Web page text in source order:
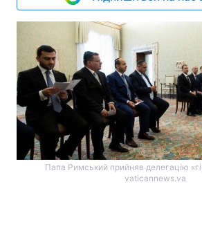
Папа Римський прийняв делегацію
vaticannews.va